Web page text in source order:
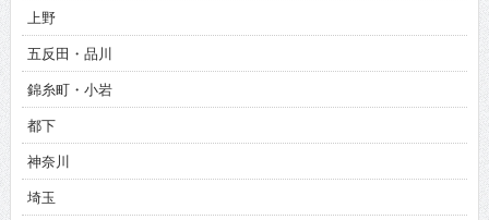
上野
五反田・品川
錦糸町・小岩
都下
神奈川
埼玉